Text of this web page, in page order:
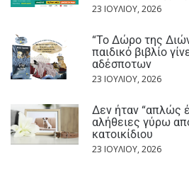
23 ΙΟΥΛΊΟΥ, 2026
“Το Δώρο της
παιδικό βιβλίο
αδέσποτων
23 ΙΟΥΛΊΟΥ, 2026
Δεν ήταν “απλώς
αλήθειες γύρω
κατοικίδιου
23 ΙΟΥΛΊΟΥ, 2026